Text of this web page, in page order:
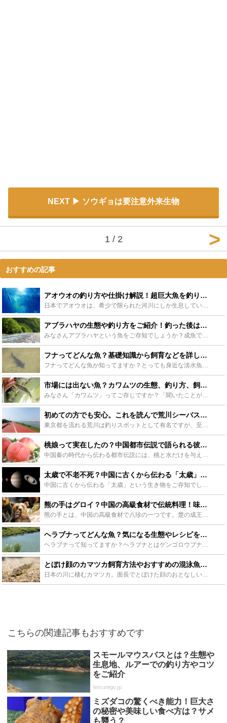
NEXT ソウギョは要注意外来生物
1 / 2
おすすめの記事
アオウオの釣り方や仕掛け解説！超巨大魚を釣り上げよう - Leisurego(レジャーゴー)
日本でアオウオは、希少で限られた河川にしか生息していないため、「幻の魚」と呼ばれており、大きさは1mを超えるとても大きな魚です。今回は、超巨大魚「アオウオ」の生態、釣り方や仕掛けを解説します。食べ方...
アブラハヤの生態や釣り方をご紹介！釣った後は美味しく料理しよう - Leisurego(レジャーゴー)
みなさんアブラハヤという魚をご存知でしょうか？成魚でも15センチほどの小さな淡水魚ですが、あまり聞き慣れない名前ですよね。今回はその生態や釣り方、おいしくいただける料理方法までご紹介いたします。 コ...
フナってどんな魚？基礎知識から飼育などを詳しく紹介！！ - Leisurego(レジャーゴー)
フナってどんな魚か知ってますか？とっても身近な淡水魚のフナについて、その生態や生育環境、少し変わった特徴から、捕まえ方や飼育方法まで様々な視点から詳しく紹介します。きっと楽しさや面白さを見つけること...
市場には出ない魚？カワムツの生態、釣り方、飼育方法について紹介 - Leisurego(レジャーゴー)
みなさん「カワムツ」ってご存じですか？「聞いたことがあるようなないような。。。」そんなあまり耳慣れない魚だと思います。それもそのはず、「カワムツ」はあまり市場には出回らない食卓では稀少な魚です。けれ...
初めての方でも安心。これを読んで荒川シーバス釣りに出かけよう！ - Leisurego(レジャーゴー)
東京都を流れる荒川は釣りスポットとして有名ですが、至る所にシーバスの生息スポットがあるために、シーバス釣りのスポットとしても有名になりました。これから荒川シーバス釣りを始める方へどこがおすすめの釣り...
桃娘って実在したの？中国都市伝説で語られる彼女達の生涯とその歴史とは？ - Leisurego(レジャーゴー)
中国秦の時代から伝わる都市伝説には、桃と水だけを与えられて育てられる少女の「桃娘」というものがあります。この記事では、どんな都市伝説なのか詳しく解説しています。桃娘の扱われ方や寿命、そして実在したの...
太歳で不老不死？中国に古くから伝わる「太歳」について徹底リサーチ！ - Leisurego(レジャーゴー)
中国に古くから伝わる「太歳」という生き物をご存知でしょうか？中国では霊薬と呼ばれるほど貴重で神格化されており、近年発見されたというニュースも飛び込んできました。科学の進んだ現代でもなお謎に包まれてい...
熊の手はグロイ？中国の高級食材で伝統料理！味や値段に調理方法も紹介 - Leisurego(レジャーゴー)
熊の手とは、中国の高級食材で八珍の一つです。楚の成王が最期に食べたがった食材としても有名です。熊の手の見た目はグロテスクですが、日本においても高級料理として振る舞われています。この記事では、熊の手の...
ヘラブナってどんな魚？気になる生態やレシピをチェックしよう - Leisurego(レジャーゴー)
ヘラブナって知ってますか？ヘラブナとはゲンゴロウブナを改良した「カワチブナ」の別称なんです。コイ目コイ科コイ亜科フナ属の淡水魚です。釣り人からはヘラ・ヘラブナと呼ばれています。そんなヘラブナについて...
とぼけ顔のカマツカ飼育方法やおすすめの混泳魚の紹介！ - Leisurego(レジャーゴー)
日本の川に棲むカマツカ。面長でとぼけた顔のおとなしい淡水魚です。底砂掃除係(タンクメイト)として飼育されることが多く、水槽内の脇役でありながら、愛嬌ある仕草が魅力です。そんなカマツカの飼育のポイント...
こちらの関連記事もおすすめです
スモールマウスバスとは？生態や
生息地、ルアーでの釣り方やコツ
をご紹介
leisurego.jp
ミズダコの驚くべき能力！巨大さ
の秘密や美味しい食べ方は？サメ
も襲う？